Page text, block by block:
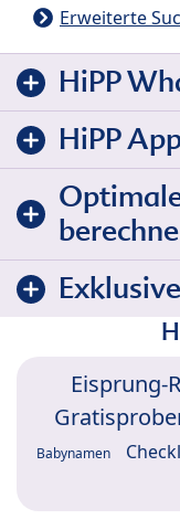
Erweiterte
HiPP
HiPP
Eisprung-
Babynamen